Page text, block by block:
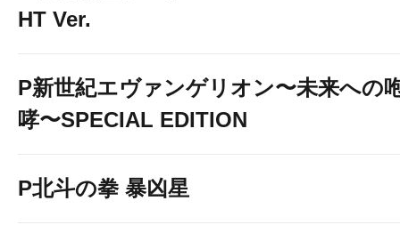
HT Ver.
P新世紀エヴァンゲリオン〜未来への
哮〜SPECIAL EDITION
P北斗の拳 暴凶星